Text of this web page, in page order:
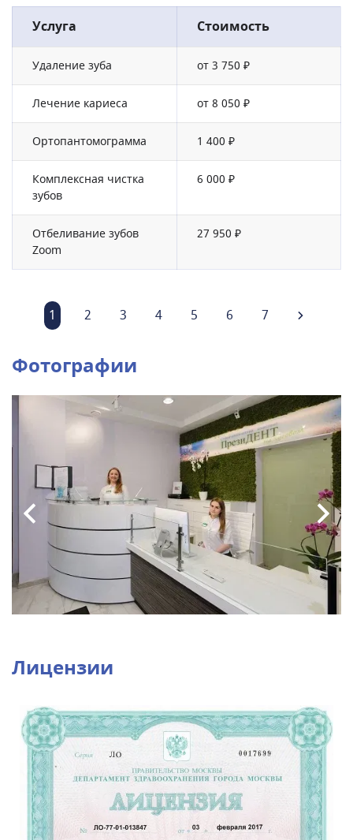
Услуга Стоимость
Удаление зуба от 3 750 ₽
Лечение кариеса от 8 050 ₽
Ортопантомограмма 1 400 ₽
Комплексная чистка
зубов
6 000 ₽
Отбеливание зубов
Zoom
27 950 ₽
1 2 3 4 5 6 7
Фотографии
Лицензии